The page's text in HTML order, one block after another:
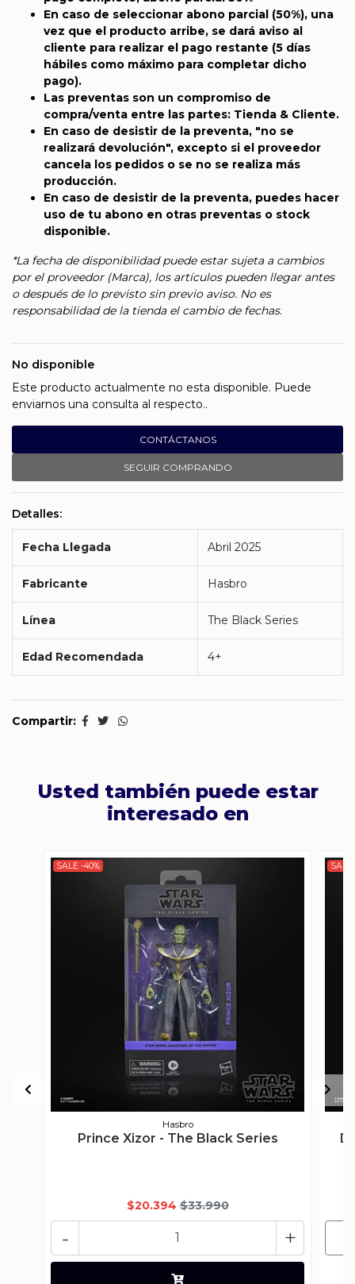
En caso de seleccionar abono parcial (50%), una
vez que el producto arribe, se dará aviso al
cliente para realizar el pago restante (5 días
hábiles como máximo para completar dicho
pago).
Las preventas son un compromiso de
compra/venta entre las partes: Tienda & Cliente.
En caso de desistir de la preventa, "no se
realizará devolución", excepto si el proveedor
cancela los pedidos o se no se realiza más
producción.
En caso de desistir de la preventa, puedes hacer
uso de tu abono en otras preventas o stock
disponible.
*La fecha de disponibilidad puede estar sujeta a cambios
por el proveedor (Marca), los artículos pueden llegar antes
o después de lo previsto sin previo aviso. No es
responsabilidad de la tienda el cambio de fechas.
No disponible
Este producto actualmente no esta disponible. Puede
enviarnos una consulta al respecto..
CONTÁCTANOS
SEGUIR COMPRANDO
Detalles:
Fecha Llegada Abril 2025
Fabricante Hasbro
Línea The Black Series
Edad Recomendada 4+
Compartir:
Usted también puede estar
interesado en
SALE -40%
Hasbro
Prince Xizor - The Black Series
$20.394 $33.990
+
-
SALE